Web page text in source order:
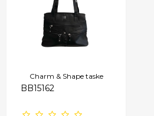
Charm & Shape taske
BB15162